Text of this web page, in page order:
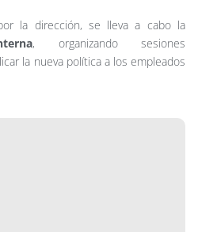
la dirección, se lleva a cabo la
, organizando sesiones
la nueva política a los empleados